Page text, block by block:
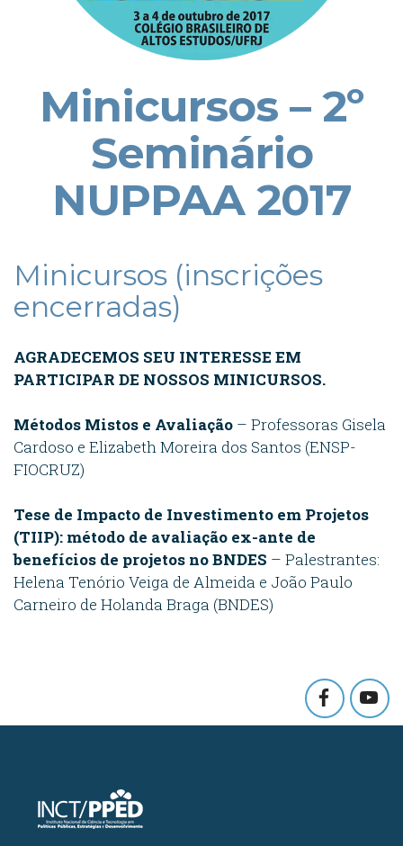
Minicursos – 2º
Seminário
NUPPAA 2017
Minicursos (inscrições
encerradas)
AGRADECEMOS SEU INTERESSE EM
PARTICIPAR DE NOSSOS MINICURSOS.
Métodos Mistos e Avaliação – Professoras Gisela
Cardoso e Elizabeth Moreira dos Santos (ENSP-
FIOCRUZ)
Tese de Impacto de Investimento em Projetos
(TIIP): método de avaliação ex-ante de
benefícios de projetos no BNDES – Palestrantes:
Helena Tenório Veiga de Almeida e João Paulo
Carneiro de Holanda Braga (BNDES)